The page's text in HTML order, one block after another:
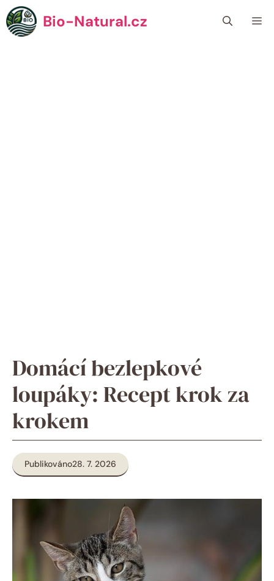
Přeskočit
na
obsah
Bio-Natural.cz
Domácí bezlepkové
loupáky: Recept krok za
krokem
Publikováno28. 7. 2026